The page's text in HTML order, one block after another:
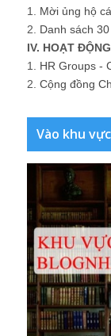
1. Mời ủng hộ
2. Danh sách
IV. HOẠT
1. HR Groups -
2. Cộng đồng
Vào khu